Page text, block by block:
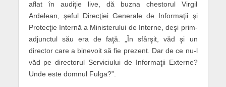
aflat în audiţie live, dă buzna chestorul Virgil
Ardelean, şeful Direcţiei Generale de Informaţii şi
Protecţie Internă a Ministerului de Interne, deşi prim-
adjunctul său era de faţă. „În sfârşit, văd şi un
director care a binevoit să fie prezent. Dar de ce nu-l
văd pe directorul Serviciului de Informaţii Externe?
Unde este domnul Fulga?”.